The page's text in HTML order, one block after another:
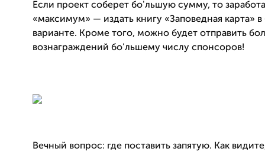
Если проект соберет бо'льшую сумму, то
«максимум» — издать книгу «Заповедная карта»
варианте. Кроме того, можно будет отправить
вознаграждений бо'льшему числу спонсоров!
Вечный вопрос: где поставить запятую. Как